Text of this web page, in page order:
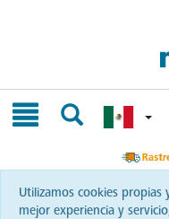
Utilizamos cookies
mejor experiencia y